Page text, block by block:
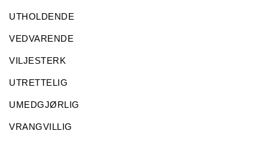
UTHOLDENDE
VEDVARENDE
VILJESTERK
UTRETTELIG
UMEDGJØRLIG
VRANGVILLIG